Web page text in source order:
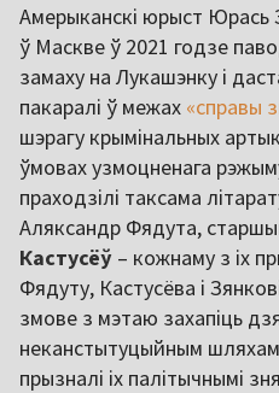
Амерыканскі юрыст Юрась
ў Маскве ў 2021 годзе
замаху на Лукашэнку і
пакаралі ў межах «справы
шэрагу крымінальных
ўмовах узмоцненага
праходзілі таксама
Аляксандр Фядута,
Кастусёў – кожнаму з іх
Фядуту, Кастусёва і
змове з мэтаю захапіць
неканстытуцыйным
прызналі іх палітычнымі